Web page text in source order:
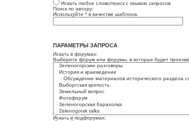
Искать любое слово/поиск с языком запросов
Поиск по автору:
Используйте * в качестве шаблона.
ПАРАМЕТРЫ ЗАПРОСА
Искать в форумах:
Выберите форум или форумы, в которых будет
Искать в подфорумах: